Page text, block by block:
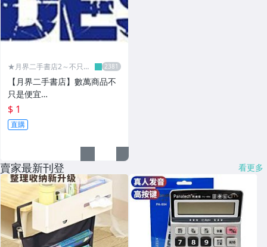
★月界二手書店2～不只是
【月界二手書店】數萬商品不
只是便宜…
$ 1
直購
賣家最新刊登 看更多